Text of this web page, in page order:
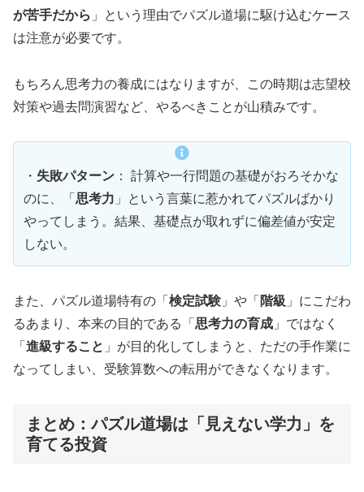
が苦手だから 」という理由でパズル道場に駆け込むケース
は注意が必要です。
もちろん思考力の養成にはなりますが、この時期は志望校
対策や過去問演習など、やるべきことが山積みです。
・ 失敗パターン ： 計算や一行問題の基礎がおろそかな
のに、「 思考力 」という言葉に惹かれてパズルばかり
やってしまう。結果、基礎点が取れずに偏差値が安定
しない。
また、パズル道場特有の「 検定試験 」や「 階級 」にこだわ
るあまり、本来の目的である「 思考力の育成 」ではなく
「 進級すること 」が目的化してしまうと、ただの手作業に
なってしまい、受験算数への転用ができなくなります。
まとめ：パズル道場は「見えない学力」を
育てる投資